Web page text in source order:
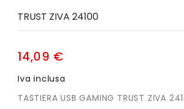
TRUST ZIVA 24100
14,09 €
Iva inclusa
TASTIERA USB GAMING TRUST ZIVA